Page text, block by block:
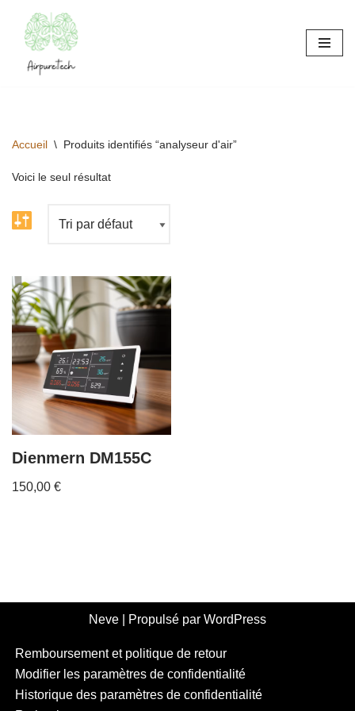
Aller
Accueil \ Produits identifiés “analyseur d'air”
Voici le seul résultat
Dienmern DM155C
150,00 €
Neve | Propulsé par WordPress
Remboursement et politique de retour
Modifier les paramètres de confidentialité
Historique des paramètres de confidentialité